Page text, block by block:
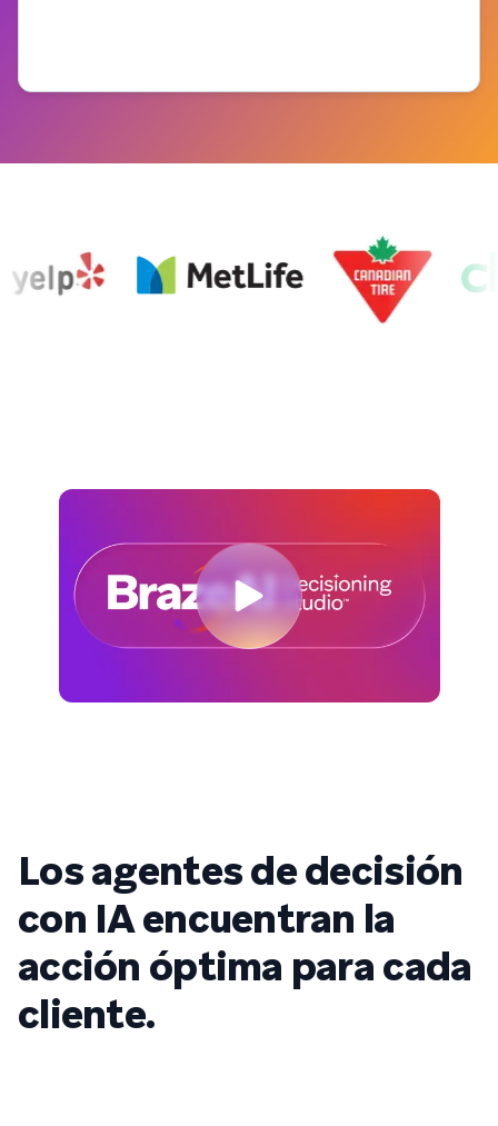
Los agentes de decisión
con IA encuentran la
acción óptima para cada
cliente.